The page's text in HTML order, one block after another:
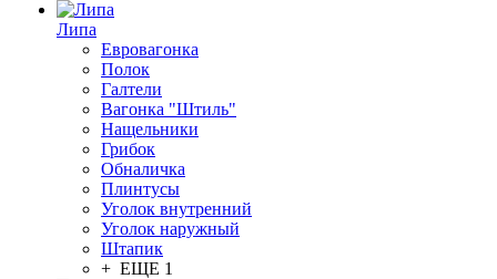
Липа
Евровагонка
Полок
Галтели
Вагонка "Штиль"
Нащельники
Грибок
Обналичка
Плинтусы
Уголок внутренний
Уголок наружный
Штапик
+ ЕЩЕ 1